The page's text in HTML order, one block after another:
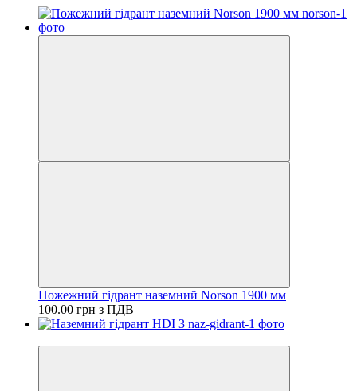
Пожежний гідрант наземний Norson 1900 мм
100.00 грн з ПДВ